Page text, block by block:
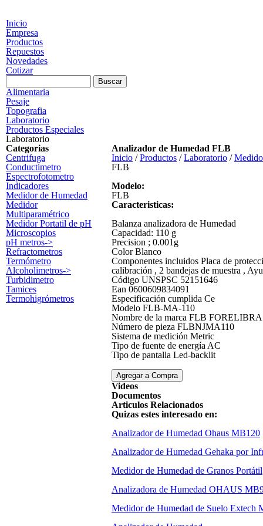
Inicio
Empresa
Productos
Repuestos
Novedades
Cotizar
Formulario de búsqueda
Alimentaria
Pesaje
Topografia
Laboratorio
Productos Especiales
Laboratorio
Categorias
Centrifuga
Conductimetro
Espectrofotometro
Indicadores
Medidor de Humedad
Medidor
Multiparamétrico
Medidor Portatil de pH
Microscopios
pH metros->
Refractometros
Termómetro
Alcoholimetros->
Turbidimetro
Tamices
Termohigrómetros
Analizador de Humedad FLB
Inicio / Productos / Laboratorio /
FLB
Modelo:
FLB
Caracteristicas:
Balanza analizadora de Humedad
Capacidad: 110 g
Precision ; 0.001g
Color Blanco
Componentes incluidos Placa de
calibración , 2 bandejas de muestra ,
Código UNSPSC 52151646
Ean 0600609834091
Especificación cumplida Ce
Modelo FLB-MA-110
Nombre de la marca FLB FORELIBRA
Número de pieza FLBNJMA110
Sistema de medición Metric
Tipo de fuente de energía AC
Tipo de pantalla Led-backlit
Videos
Documentos
Articulos Relacionados
Quizas estes interesado en:
Analizador de Humedad Ohaus MB120
Analizador de Humedad Gehaka por
Medidor de Humedad de Granos Portátil
Analizadora de Humedad OHAUS
Medidor de Humedad de Suelo Extech